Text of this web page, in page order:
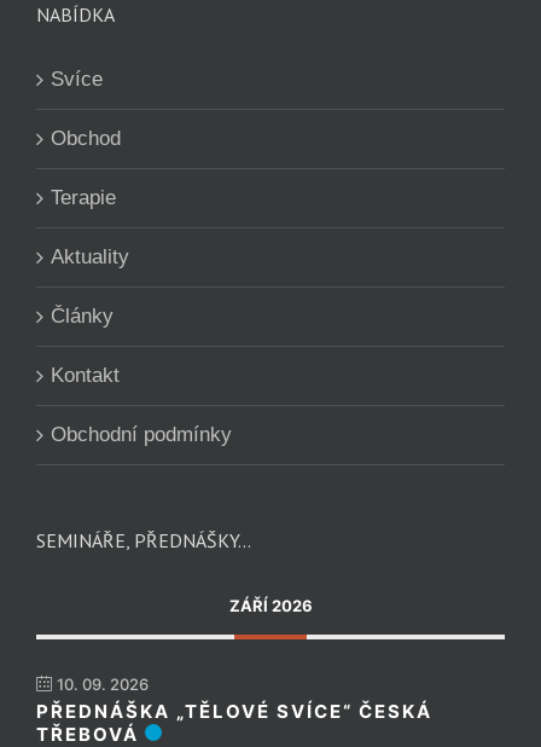
NABÍDKA
Svíce
Obchod
Terapie
Aktuality
Články
Kontakt
Obchodní podmínky
SEMINÁŘE, PŘEDNÁŠKY…
ZÁŘÍ 2026
10. 09. 2026
PŘEDNÁŠKA „TĚLOVÉ SVÍCE“ ČESKÁ
TŘEBOVÁ